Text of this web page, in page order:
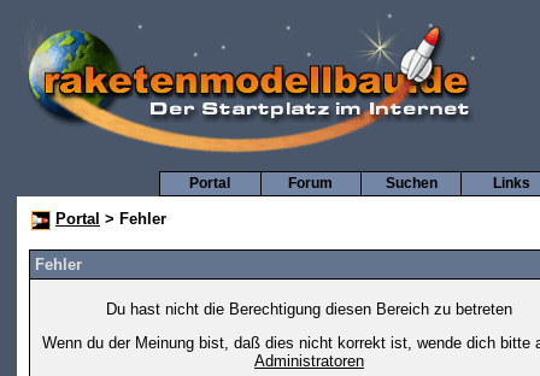
Links
Suchen
Forum
Portal
Portal > Fehler
Fehler
Du hast nicht die Berechtigung diesen Bereich zu betreten
Wenn du der Meinung bist, daß dies nicht korrekt ist, wende dich bitte
Administratoren